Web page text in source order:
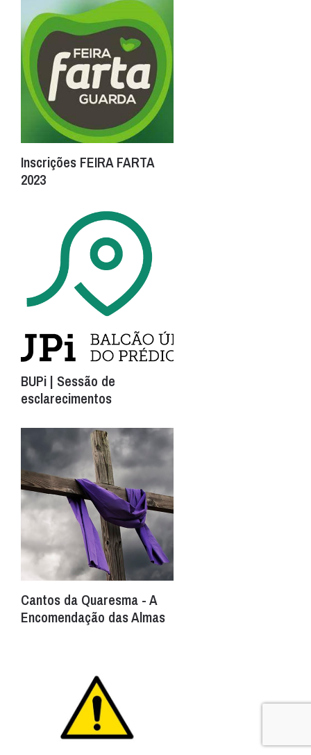
Inscrições FEIRA FARTA
2023
BUPi | Sessão de
esclarecimentos
Cantos da Quaresma - A
Encomendação das Almas